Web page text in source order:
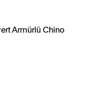
Armürlü Chino